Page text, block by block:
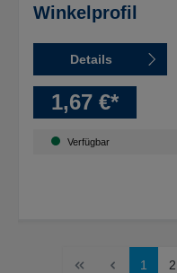
Winkelprofil
Details
1,67 €*
Verfügbar
1 2